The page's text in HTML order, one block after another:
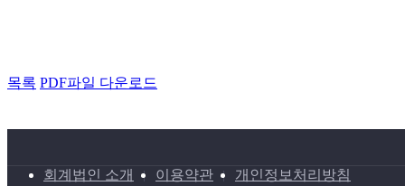
목록 PDF파일 다운로드
회계법인 소개 이용약관 개인정보처리방침